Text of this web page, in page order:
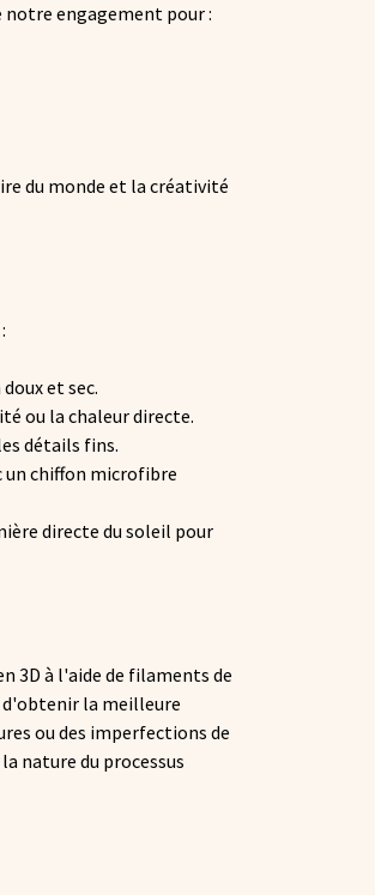
notre engagement pour :
du monde et la créativité
et sec.
ou la chaleur directe.
détails fins.
un chiffon microfibre
directe du soleil pour
3D à l'aide de filaments de
d'obtenir la meilleure
ou des imperfections de
nature du processus